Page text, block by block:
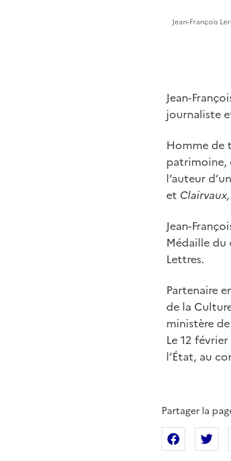
Jean-François
Jean-
journaliste
Homme de
patrimoine,
l’auteur
et
Jean-
Médaille du
Lettres.
Partenaire
de la
ministère
Le 12
l’État, au
Partager la
Partager